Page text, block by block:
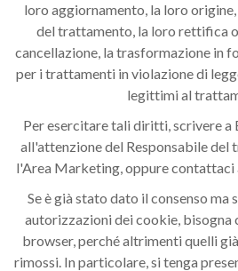
loro aggiornamento, la loro
del trattamento, la loro rettifica
cancellazione, la trasformazione in
per i trattamenti in violazione di
legittimi al
Per esercitare tali diritti, scrivere a
all'attenzione del Responsabile
l'Area Marketing, oppure
Se è già stato dato il consenso ma
autorizzazioni dei cookie, bisogna
browser, perché altrimenti quelli
rimossi. In particolare, si tenga